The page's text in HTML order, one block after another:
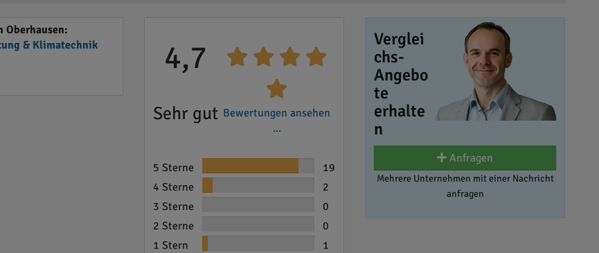
Oberhausen:
& Klimatechnik
4,7
Sehr gut Bewertungen ansehen
...
5 Sterne
19
4 Sterne
2
3 Sterne
0
2 Sterne
0
1 Stern
1
Verglei
chs-
Angebo
te
erhalte
n
Anfragen
Mehrere Unternehmen mit einer Nachricht
anfragen